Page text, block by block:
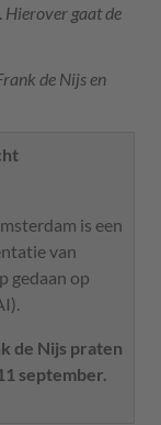
Hierover gaat de
de Nijs en
is een
van
gedaan op
de Nijs praten
september.